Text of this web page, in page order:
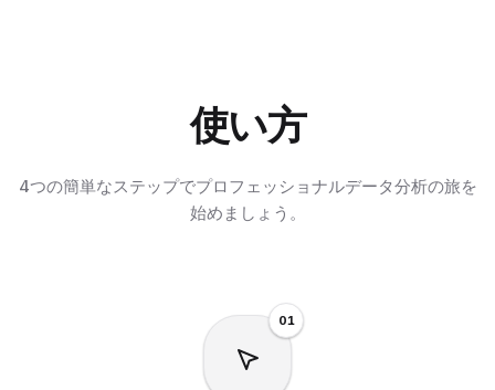
使い方
4つの簡単なステップでプロフェッショナルデータ分析の旅を
始めましょう。
01